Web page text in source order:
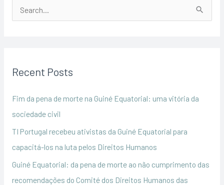
c
:
Recent Posts
Fim da pena de morte na Guiné Equatorial: uma vitória da
sociedade civil
TI Portugal recebeu ativistas da Guiné Equatorial para
capacitá-los na luta pelos Direitos Humanos
Guiné Equatorial: da pena de morte ao não cumprimento das
recomendações do Comité dos Direitos Humanos das